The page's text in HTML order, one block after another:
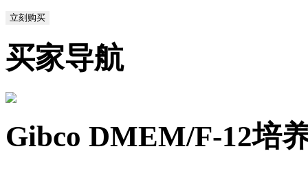
立刻购买
买家导航
Gibco DMEM/F-12培